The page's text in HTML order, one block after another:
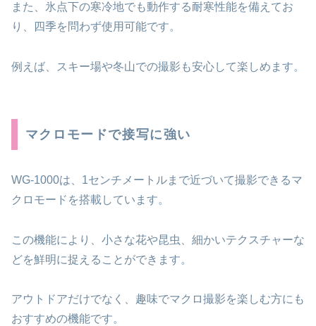
また、氷点下の寒冷地でも動作する耐寒性能を備えてお
り、四季を問わず使用可能です。
例えば、スキー場や冬山での撮影も安心して楽しめます。
マクロモードで接写に強い
WG-1000は、1センチメートルまで近づいて撮影できるマ
クロモードを搭載しています。
この機能により、小さな花や昆虫、細かいテクスチャーな
どを鮮明に捉えることができます。
アウトドアだけでなく、趣味でマクロ撮影を楽しむ方にも
おすすめの機能です。